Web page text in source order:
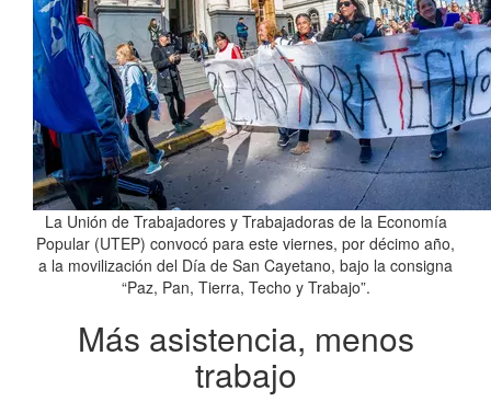
La Unión de Trabajadores y Trabajadoras de la Economía
Popular (UTEP) convocó para este viernes, por décimo año,
a la movilización del Día de San Cayetano, bajo la consigna
“Paz, Pan, Tierra, Techo y Trabajo”.
Más asistencia, menos
trabajo